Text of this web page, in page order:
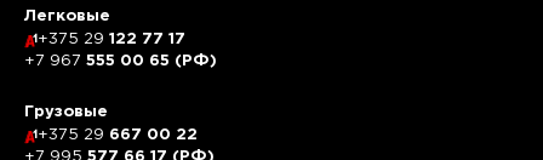
Легковые
+375 29 122 77 17
+7 967 555 00 65 (РФ)
Грузовые
+375 29 667 00 22
+7 995 577 66 17 (РФ)